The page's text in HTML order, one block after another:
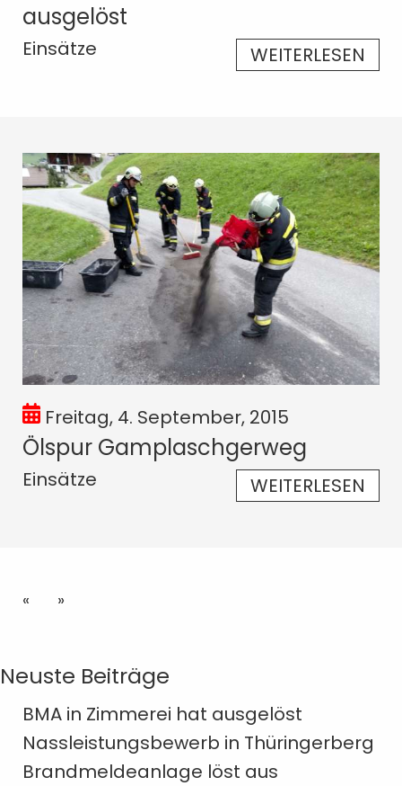
ausgelöst
Einsätze WEITERLESEN
Freitag, 4. September, 2015
Ölspur Gamplaschgerweg
Einsätze WEITERLESEN
« »
Neuste Beiträge
BMA in Zimmerei hat ausgelöst
Nassleistungsbewerb in Thüringerberg
Brandmeldeanlage löst aus